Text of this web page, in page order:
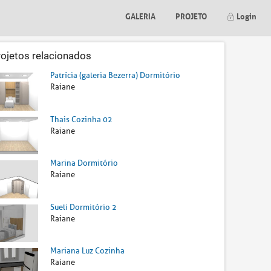
GALERIA PROJETO Login
relacionados
Patrícia (galeria Bezerra) Dormitório
Raiane
Thais Cozinha 02
Raiane
Marina Dormitório
Raiane
Sueli Dormitório 2
Raiane
Mariana Luz Cozinha
Raiane